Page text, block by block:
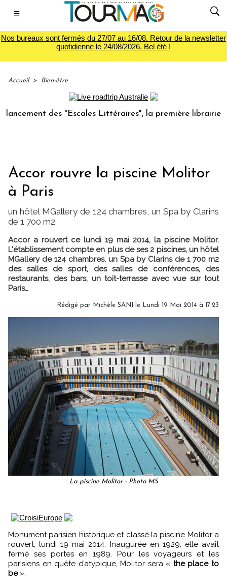
☰
Nos bureaux sont fermés du 27/07 au 16/08. Retour de la newsletter
quotidienne le 24/08/2026. Bel été !
Accueil > Bien-être
des "Escales Littéraires", la première librairie du
Accor rouvre la piscine Molitor
à Paris
un hôtel MGallery de 124 chambres, un Spa by Clarins
de 1 700 m2
Accor a rouvert ce lundi 19 mai 2014, la piscine Molitor.
L'établissement compte en plus de ses 2 piscines, un hôtel
MGallery de 124 chambres, un Spa by Clarins de 1 700 m2
des salles de sport, des salles de conférences, des
restaurants, des bars, un toit-terrasse avec vue sur tout
Paris…
Rédigé par Michèle SANI le Lundi 19 Mai 2014 à 17:23
La piscine Molitor - Photo MS
Monument parisien historique et classé la piscine Molitor a
rouvert, lundi 19 mai 2014. Inaugurée en 1929, elle avait
fermé ses portes en 1989. Pour les voyageurs et les
parisiens en quête d’atypique, Molitor sera « the place to
be».